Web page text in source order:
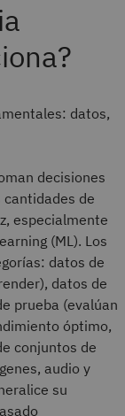
datos,
decisiones
cantidades de
especialmente
(ML). Los
datos de
datos de
prueba (evalúan
óptimo,
conjuntos de
audio y
su